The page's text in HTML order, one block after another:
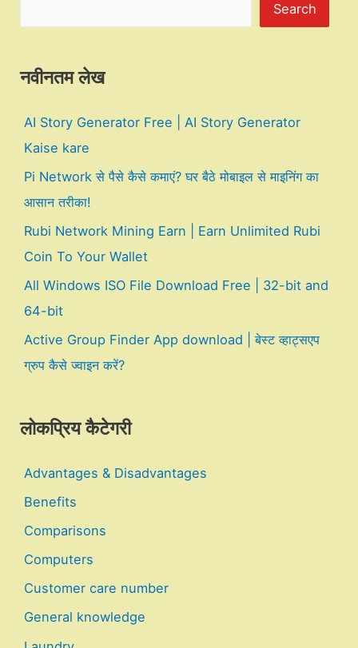
Search
नवीनतम लेख
AI Story Generator Free | AI Story Generator
Kaise kare
Pi Network से पैसे कैसे कमाएं? घर बैठे मोबाइल से माइनिंग का
आसान तरीका!
Rubi Network Mining Earn | Earn Unlimited Rubi
Coin To Your Wallet
All Windows ISO File Download Free | 32-bit and
64-bit
Active Group Finder App download | बेस्ट व्हाट्सएप
ग्रुप कैसे ज्वाइन करें?
लोकप्रिय कैटेगरी
Advantages & Disadvantages
Benefits
Comparisons
Computers
Customer care number
General knowledge